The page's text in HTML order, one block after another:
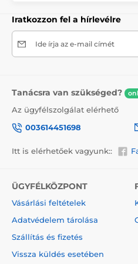
termékre, ne felejtsük el a
információkat elhelyezni a
szállítás során bekövetkező
(poliészter és pamut
A nyomtatás modern
biztosítják a
sűrűsége 200).
Sűrűen elhelyezkedő
Azonnali felakasztás
Iratkozzon fel a hírlevélre
Ide írja az e-mail címét
Tanácsra van szükséged?
Az ügyfélszolgálat elérhető
003614451698
Itt is elérhetőek vagyunk::
ÜGYFÉLKÖZPONT
Vásárlási feltételek
Adatvédelem tárolása
Szállítás és fizetés
Vissza küldés esetében